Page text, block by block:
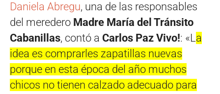
Daniela Abregu, una de las responsables
del meredero Madre María del Tránsito
Cabanillas, contó a Carlos Paz Vivo!: «La
idea es comprarles zapatillas nuevas
porque en esta época del año muchos
chicos no tienen calzado adecuado para